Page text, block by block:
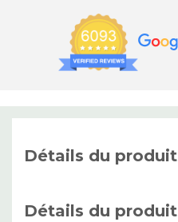
Détails du produit
Détails du produit